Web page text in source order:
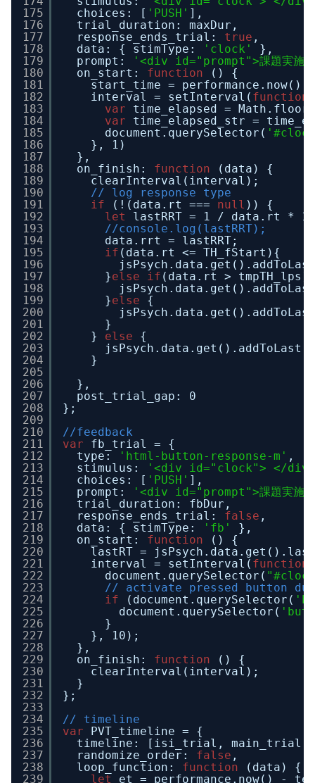
175
176
177
178
179
180
181
182
183
184
185
186
187
188
189
190
191
192
193
194
195
196
197
198
199
200
201
202
203
204
205
206
207
208
209
210
211
212
213
214
215
216
217
218
219
220
221
222
223
224
225
226
227
228
229
230
231
232
233
234
235
236
237
238
239
choices: [ 'PUSH' ],
trial_duration: maxDur,
response_ends_trial: true ,
data: { stimType:
'clock'
},
prompt:
'<div id="prompt">課題実
on_start: function
() {
start_time = performance.now();
interval = setInterval( function
var
time_elapsed =
var
time_elapsed_str =
document.querySelector(
}, 1)
},
on_finish: function
(data) {
clearInterval(interval);
// log response type
if
(!(data.rt === null )) {
let
lastRRT = 1 / data.rt *
//console.log(lastRRT);
data.rrt = lastRRT;
if (data.rt <= TH_fStart){
}else if (data.rt > tmpTH_lps){
}else
{
}
} else
{
}
},
post_trial_gap: 0
};
//feedback
var
fb_trial = {
type:
'html-button-response-m' ,
stimulus:
'<div id="clock"> </
choices: [ 'PUSH' ],
prompt:
'<div id="prompt">課題実
trial_duration: fbDur,
response_ends_trial: false ,
data: { stimType:
'fb'
},
on_start: function
() {
lastRT =
interval = setInterval( function
document.querySelector(
// activate pressed button
if
(document.querySelector(
document.querySelector(
}
}, 10);
},
on_finish: function
() {
clearInterval(interval);
}
};
// timeline
var
PVT_timeline = {
timeline: [isi_trial,
randomize_order: false ,
loop_function: function
(data) {
let
et = performance.now() -